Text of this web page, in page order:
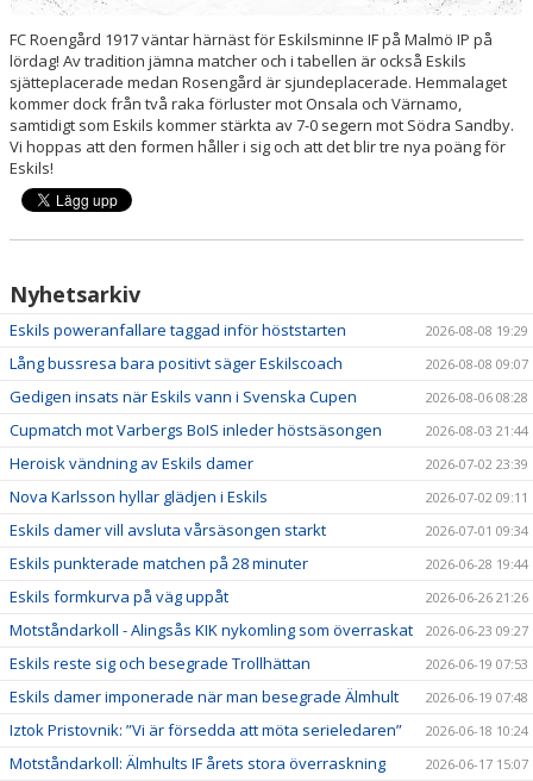
FC Roengård 1917 väntar härnäst för Eskilsminne IF på Malmö IP på
lördag! Av tradition jämna matcher och i tabellen är också Eskils
sjätteplacerade medan Rosengård är sjundeplacerade. Hemmalaget
kommer dock från två raka förluster mot Onsala och Värnamo,
samtidigt som Eskils kommer stärkta av 7-0 segern mot Södra Sandby.
Vi hoppas att den formen håller i sig och att det blir tre nya poäng för
Eskils!
Nyhetsarkiv
Eskils poweranfallare taggad inför höststarten 2026-08-08 19:29
Lång bussresa bara positivt säger Eskilscoach 2026-08-08 09:07
Gedigen insats när Eskils vann i Svenska Cupen 2026-08-06 08:28
Cupmatch mot Varbergs BoIS inleder höstsäsongen 2026-08-03 21:44
Heroisk vändning av Eskils damer 2026-07-02 23:39
Nova Karlsson hyllar glädjen i Eskils 2026-07-02 09:11
Eskils damer vill avsluta vårsäsongen starkt 2026-07-01 09:34
Eskils punkterade matchen på 28 minuter 2026-06-28 19:44
Eskils formkurva på väg uppåt 2026-06-26 21:26
Motståndarkoll - Alingsås KIK nykomling som överraskat 2026-06-23 09:27
Eskils reste sig och besegrade Trollhättan 2026-06-19 07:53
Eskils damer imponerade när man besegrade Älmhult 2026-06-19 07:48
Iztok Pristovnik: ”Vi är försedda att möta serieledaren” 2026-06-18 10:24
Motståndarkoll: Älmhults IF årets stora överraskning 2026-06-17 15:07